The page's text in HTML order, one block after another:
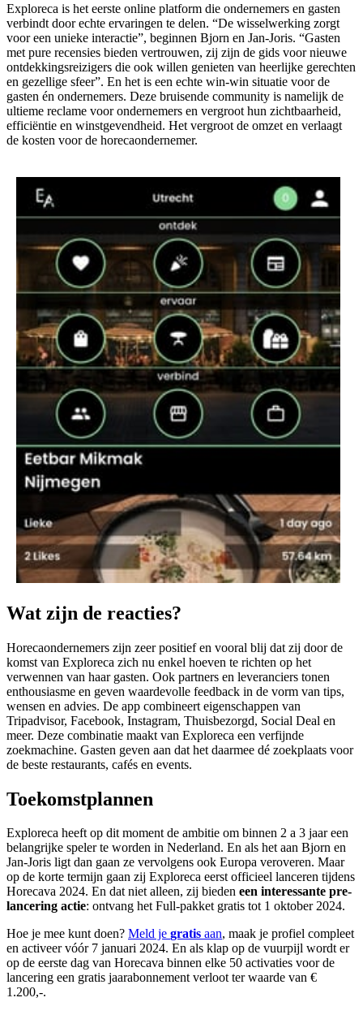
Exploreca is het eerste online platform die ondernemers en gasten
verbindt door echte ervaringen te delen. “De wisselwerking zorgt
voor een unieke interactie”, beginnen Bjorn en Jan-Joris. “Gasten
met pure recensies bieden vertrouwen, zij zijn de gids voor nieuwe
ontdekkingsreizigers die ook willen genieten van heerlijke gerechten
en gezellige sfeer”. En het is een echte win-win situatie voor de
gasten én ondernemers. Deze bruisende community is namelijk de
ultieme reclame voor ondernemers en vergroot hun zichtbaarheid,
efficiëntie en winstgevendheid. Het vergroot de omzet en verlaagt
de kosten voor de horecaondernemer.
Wat zijn de reacties?
Horecaondernemers zijn zeer positief en vooral blij dat zij door de
komst van Exploreca zich nu enkel hoeven te richten op het
verwennen van haar gasten. Ook partners en leveranciers tonen
enthousiasme en geven waardevolle feedback in de vorm van tips,
wensen en advies. De app combineert eigenschappen van
Tripadvisor, Facebook, Instagram, Thuisbezorgd, Social Deal en
meer. Deze combinatie maakt van Exploreca een verfijnde
zoekmachine. Gasten geven aan dat het daarmee dé zoekplaats voor
de beste restaurants, cafés en events.
Toekomstplannen
Exploreca heeft op dit moment de ambitie om binnen 2 a 3 jaar een
belangrijke speler te worden in Nederland. En als het aan Bjorn en
Jan-Joris ligt dan gaan ze vervolgens ook Europa veroveren. Maar
op de korte termijn gaan zij Exploreca eerst officieel lanceren tijdens
Horecava 2024. En dat niet alleen, zij bieden een interessante pre-
lancering actie: ontvang het Full-pakket gratis tot 1 oktober 2024.
Hoe je mee kunt doen? Meld je gratis aan, maak je profiel compleet
en activeer vóór 7 januari 2024. En als klap op de vuurpijl wordt er
op de eerste dag van Horecava binnen elke 50 activaties voor de
lancering een gratis jaarabonnement verloot ter waarde van €
1.200,-.